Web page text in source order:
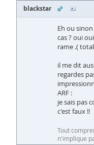
blackstar
Eh ou
cas ? oui
rame .(
il me dit
regardes
ARF :
je sais pas
c'est faux !!
Tout
n'implique